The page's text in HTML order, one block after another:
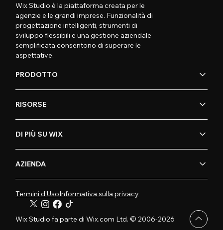
Wix Studio è la piattaforma creata per le
agenzie e le grandi imprese. Funzionalità di
progettazione intelligenti, strumenti di
sviluppo flessibili e una gestione aziendale
semplificata consentono di superare le
aspettative.
PRODOTTO
RISORSE
DI PIÙ SU WIX
AZIENDA
Termini d'UsoInformativa sulla privacy
Wix Studio fa parte di Wix.com Ltd. © 2006-2026